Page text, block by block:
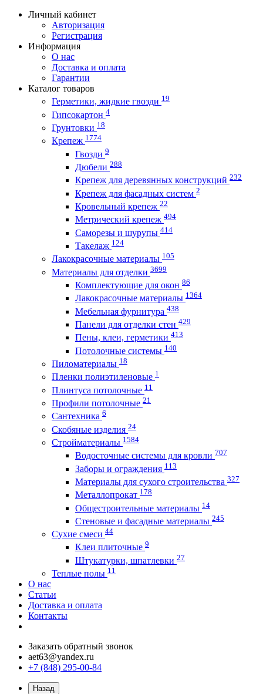
Личный кабинет
Авторизация
Регистрация
Информация
О нас
Доставка и оплата
Гарантии
Каталог товаров
Герметики, жидкие гвозди 19
Гипсокартон 4
Грунтовки 18
Крепеж 1774
Гвозди 9
Дюбели 288
Крепеж для деревянных конструкций 232
Крепеж для фасадных систем 2
Кровельный крепеж 22
Метрический крепеж 494
Саморезы и шурупы 414
Такелаж 124
Лакокрасочные материалы 105
Материалы для отделки 3699
Комплектующие для окон 86
Лакокрасочные материалы 1364
Мебельная фурнитура 438
Панели для отделки стен 429
Пены, клеи, герметики 413
Потолочные системы 140
Пиломатериалы 18
Пленки полиэтиленовые 1
Плинтуса потолочные 11
Профили потолочные 21
Сантехника 6
Скобяные изделия 24
Стройматериалы 1584
Водосточные системы для кровли 707
Заборы и ограждения 113
Материалы для сухого строительства 327
Металлопрокат 178
Общестроительные материалы 14
Стеновые и фасадные материалы 245
Сухие смеси 44
Клеи плиточные 9
Штукатурки, шпатлевки 27
Теплые полы 11
О нас
Статьи
Доставка и оплата
Контакты
Заказать обратный звонок
aet63@yandex.ru
+7 (848) 295-00-84
Назад